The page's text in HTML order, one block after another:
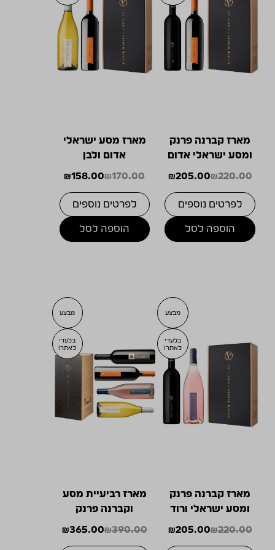
מארז קברנה פרנק
ומסע ישראלי אדום
₪220.00
המחיר
₪220.00.
₪205.00
המחיר
₪205.00.
לפרטים נוספים
הוספה לסל
מארז מסע ישראלי
אדום ולבן
₪170.00
המחיר
₪170.00.
₪158.00
המחיר
₪158.00.
לפרטים נוספים
הוספה לסל
מבצע
בלעדי
לאתר!
מארז קברנה פרנק
ומסע ישראלי ורוד
₪220.00
המחיר
₪205.00
המחיר
מבצע
בלעדי
לאתר!
מארז רביעיית מסע
וקברנה פרנק
₪390.00
המחיר
₪365.00
המחיר